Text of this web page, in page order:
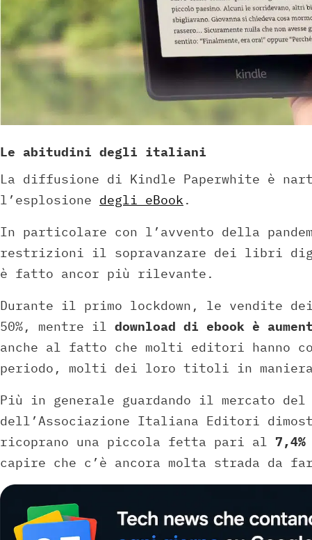
Le abitudini degli italiani
La diffusione di Kindle Paperwhite è
l’esplosione degli eBook .
In particolare con l’avvento della
restrizioni il sopravanzare dei libri
è fatto ancor più rilevante.
Durante il primo lockdown, le vendite
50%, mentre il download di ebook è
anche al fatto che molti editori hanno
periodo, molti dei loro titoli in
Più in generale guardando il mercato
dell’Associazione Italiana Editori
ricoprano una piccola fetta pari al
capire che c’è ancora molta strada da